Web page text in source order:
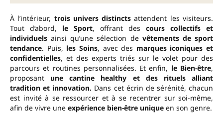
À l’intérieur, trois univers distinctsattendent les visiteurs.
Tout d’abord, le Sport, offrant des cours collectifs et
individuels ainsi qu’une sélection de vêtements de sport
tendance. Puis, les Soins, avec des marques iconiques et
confidentielles, et des experts triés sur le volet pour des
parcours et routines personnalisées. Et enfin, le Bien-être,
proposant une cantine healthy et des rituels alliant
tradition et innovation. Dans cet écrin de sérénité, chacun
est invité à se ressourcer et à se recentrer sur soi-même,
afin de vivre une expérience bien-être unique en son genre.